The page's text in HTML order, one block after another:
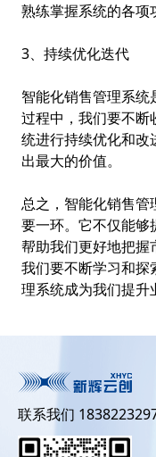
熟练掌握系统的各项
3、持续优化迭代
智能化销售管理系
过程中，我们要不断
统进行持续优化和改
出最大的价值。
总之，智能化销售管
要一环。它不仅能够
帮助我们更好地把握
我们要不断学习和探
理系统成为我们提升
联系我们